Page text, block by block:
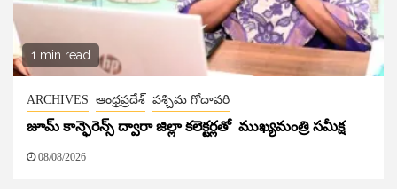
1 min read
ARCHIVES ఆంధ్రప్రదేశ్ పశ్చిమ గోదావరి
జూమ్ కాన్ఫెరెన్స్ ద్వారా జిల్లా కలెక్టర్లతో ముఖ్యమంత్రి సమీక్ష
08/08/2026